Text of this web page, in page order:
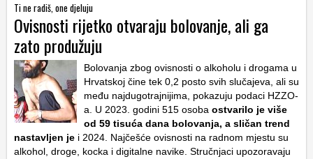
Ti ne radiš, one djeluju
Ovisnosti rijetko otvaraju bolovanje, ali ga
zato produžuju
Bolovanja zbog ovisnosti o alkoholu i drogama u
Hrvatskoj čine tek 0,2 posto svih slučajeva, ali su
među najdugotrajnijima, pokazuju podaci HZZO-
a. U 2023. godini 515 osoba ostvarilo je više
od 59 tisuća dana bolovanja, a sličan trend
nastavljen je i 2024. Najčešće ovisnosti na radnom mjestu su
alkohol, droge, kocka i digitalne navike. Stručnjaci upozoravaju